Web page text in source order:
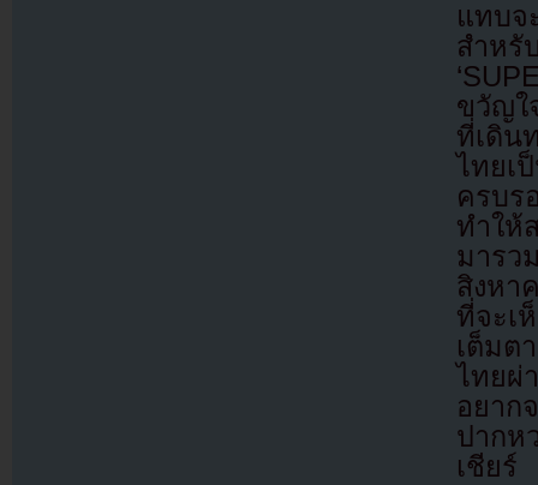
แทบจ
สำหรั
ขวัญใ
ที่เดิน
ไทยเ
ครบร
ทำให้
มาร
สิงหา
ที่จะเ
เต็มต
ไทยผ่
อยาก
ปากห
เชียร์